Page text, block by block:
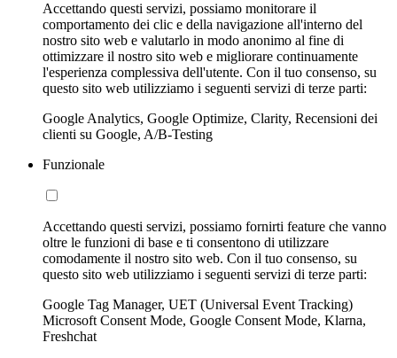
Accettando questi servizi, possiamo monitorare il
comportamento dei clic e della navigazione all'interno del
nostro sito web e valutarlo in modo anonimo al fine di
ottimizzare il nostro sito web e migliorare continuamente
l'esperienza complessiva dell'utente. Con il tuo consenso, su
questo sito web utilizziamo i seguenti servizi di terze parti:
Google Analytics, Google Optimize, Clarity, Recensioni dei
clienti su Google, A/B-Testing
Funzionale
Accettando questi servizi, possiamo fornirti feature che vanno
oltre le funzioni di base e ti consentono di utilizzare
comodamente il nostro sito web. Con il tuo consenso, su
questo sito web utilizziamo i seguenti servizi di terze parti:
Google Tag Manager, UET (Universal Event Tracking)
Microsoft Consent Mode, Google Consent Mode, Klarna,
Freshchat